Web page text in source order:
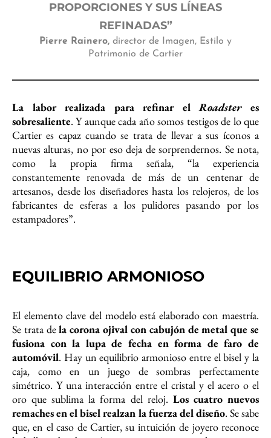
PROPORCIONES Y SUS LÍNEAS
REFINADAS”
Pierre Rainero, director de Imagen, Estilo y
Patrimonio de Cartier
La labor realizada para refinar elRoadsteres
sobresaliente. Y aunque cada año somos testigos de lo que
Cartier es capaz cuando se trata de llevar a sus íconos a
nuevas alturas, no por eso deja de sorprendernos. Se nota,
como la propia firma señala, “la experiencia
constantemente renovada de más de un centenar de
artesanos, desde los diseñadores hasta los relojeros, de los
fabricantes de esferas a los pulidores pasando por los
estampadores”.
EQUILIBRIO ARMONIOSO
El elemento clave del modelo está elaborado con maestría.
Se trata dela corona ojival con cabujón de metal que se
fusiona con la lupa de fecha en forma de faro de
automóvil. Hay un equilibrio armonioso entre el bisel y la
caja, como en un juego de sombras perfectamente
simétrico. Y una interacción entre el cristal y el acero o el
oro que sublima la forma del reloj. Los cuatro nuevos
remaches en el bisel realzan la fuerza del diseño. Se sabe
que, en el caso de Cartier, su intuición de joyero reconoce